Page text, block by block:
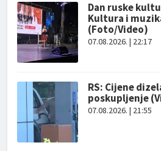
Dan ruske
Kultura i
(Foto/Video)
07.08.2026. | 22:17
RS: Cijene
poskupljenje
07.08.2026. | 21:55